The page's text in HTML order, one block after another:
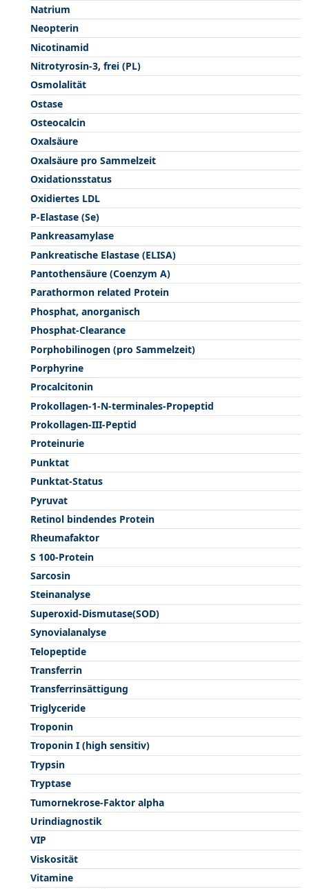
Natrium
Neopterin
Nicotinamid
Nitrotyrosin-3, frei (PL)
Osmolalität
Ostase
Osteocalcin
Oxalsäure
Oxalsäure pro Sammelzeit
Oxidationsstatus
Oxidiertes LDL
P-Elastase (Se)
Pankreasamylase
Pankreatische Elastase (ELISA)
Pantothensäure (Coenzym A)
Parathormon related Protein
Phosphat, anorganisch
Phosphat-Clearance
Porphobilinogen (pro Sammelzeit)
Porphyrine
Procalcitonin
Prokollagen-1-N-terminales-Propeptid
Prokollagen-III-Peptid
Proteinurie
Punktat
Punktat-Status
Pyruvat
Retinol bindendes Protein
Rheumafaktor
S 100-Protein
Sarcosin
Steinanalyse
Superoxid-Dismutase(SOD)
Synovialanalyse
Telopeptide
Transferrin
Transferrinsättigung
Triglyceride
Troponin
Troponin I (high sensitiv)
Trypsin
Tryptase
Tumornekrose-Faktor alpha
Urindiagnostik
VIP
Viskosität
Vitamine